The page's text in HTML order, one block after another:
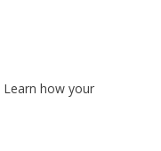
Learn how your